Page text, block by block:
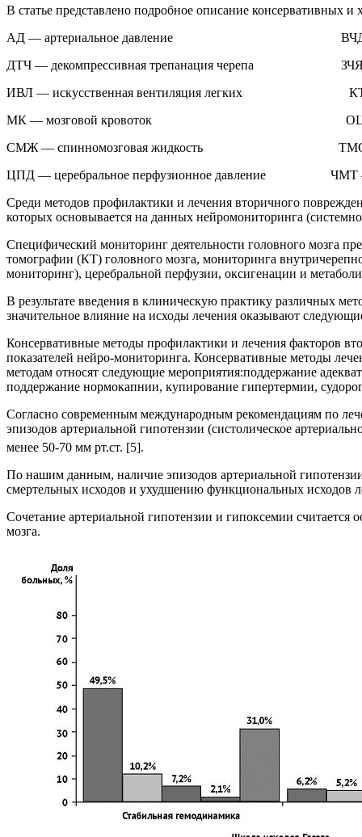
В статье представлено подробное описание консервативных
АД — артериальное давление ВЧД —
ДТЧ — декомпрессивная трепанация черепа ЗЧЯ —
ИВЛ — искусственная вентиляция легких КТ —
МК — мозговой кровоток ОЦК — объем
СМЖ — спинномозговая жидкость ТМО —
ЦПД — церебральное перфузионное давление ЧМТ —
Среди методов профилактики и лечения вторичного
которых основывается на данных нейромониторинга
Специфический мониторинг деятельности головного мозга
томографии (КТ) головного мозга, мониторинга
мониторинг), церебральной перфузии, оксигенации и
В результате введения в клиническую практику различных
значительное влияние на исходы лечения оказывают
Консервативные методы профилактики и лечения факторов
показателей нейро-мониторинга. Консервативные методы
методам относят следующие мероприятия:поддержание
поддержание нормокапнии, купирование гипертермии,
Согласно современным международным рекомендациям по
эпизодов артериальной гипотензии (систолическое
менее 50-70 мм рт.ст. [5].
По нашим данным, наличие эпизодов артериальной
смертельных исходов и ухудшению функциональных исходов
Сочетание артериальной гипотензии и гипоксемии
мозга.